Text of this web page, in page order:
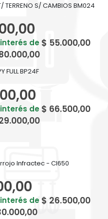
TERRENO S/ CAMBIOS BM024
de $ 55.000,00
FULL BP24F
de $ 66.500,00
Infractec - CI650
de $ 26.500,00